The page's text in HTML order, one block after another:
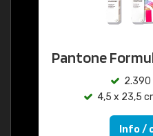
Pantone
2.390
4,5 x 23,5
Info /